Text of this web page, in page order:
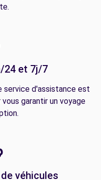
24 et 7j/7
service d'assistance est
garantir un voyage
véhicules